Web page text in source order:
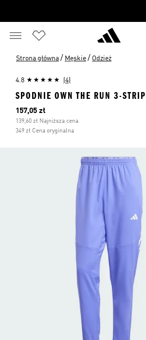
Strona główna / Męskie / Odzież
4.8 (4)
SPODNIE OWN THE RUN 3-
Bieżąca cena
157,05 zł
139,60 zł Najniższa cena
349 zł Cena oryginalna